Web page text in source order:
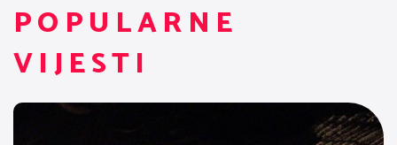
POPULARNE
VIJESTI